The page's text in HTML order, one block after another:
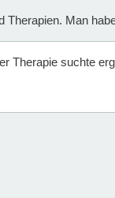
Therapien. Man
Therapie suchte